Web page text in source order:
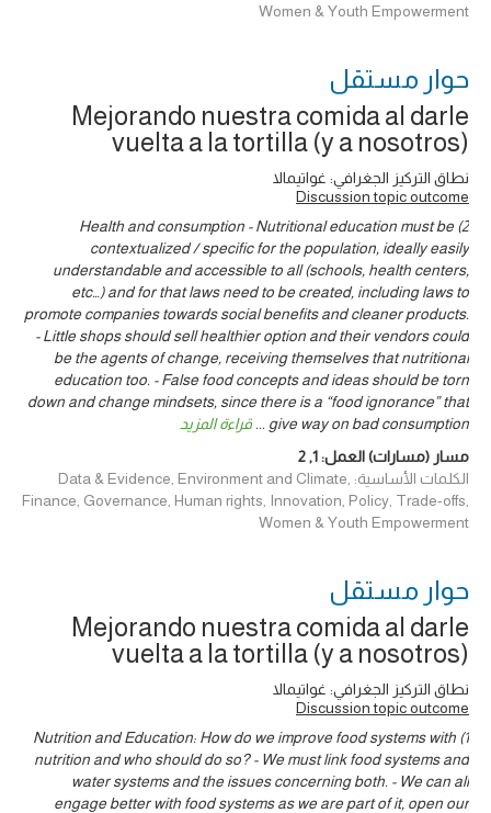
Women & Youth Empowerment
حوار ‎مستقل
Mejorando nuestra comida al darle
vuelta a la tortilla (y a nosotros)
نطاق التركيز الجغرافي: غواتيمالا
Discussion topic outcome
2) Health and consumption - Nutritional education must be
contextualized / specific for the population, ideally easily
understandable and accessible to all (schools, health centers,
etc…) and for that laws need to be created, including laws to
promote companies towards social benefits and cleaner products.
- Little shops should sell healthier option and their vendors could
be the agents of change, receiving themselves that nutritional
education too. - False food concepts and ideas should be torn
down and change mindsets, since there is a “food ignorance” that
give way on bad consumption
... قراءة المزيد
مسار (مسارات) العمل:1
,
2
الكلمات الأساسية: Data & Evidence, Environment and Climate,
Finance, Governance, Human rights, Innovation, Policy, Trade-offs,
Women & Youth Empowerment
حوار ‎مستقل
Mejorando nuestra comida al darle
vuelta a la tortilla (y a nosotros)
نطاق التركيز الجغرافي: غواتيمالا
Discussion topic outcome
1) Nutrition and Education: How do we improve food systems with
nutrition and who should do so? - We must link food systems and
water systems and the issues concerning both. - We can all
engage better with food systems as we are part of it, open our